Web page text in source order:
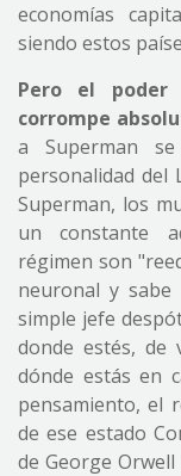
economías
siendo estos
Pero el poder
corrompe
a Superman
personalidad del
Superman, los
un constante
régimen son
neuronal y
simple jefe
donde estés, de
dónde estás en
pensamiento, el
de ese estado
de George Orwell